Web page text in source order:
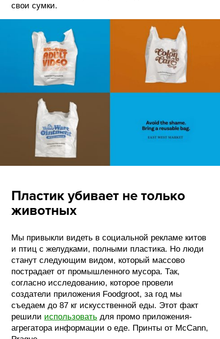
свои сумки.
Пластик убивает не только
животных
Мы привыкли видеть в социальной рекламе китов
и птиц с желудками, полными пластика. Но люди
станут следующим видом, который массово
пострадает от промышленного мусора. Так,
согласно исследованию, которое провели
создатели приложения Foodgroot, за год мы
съедаем до 87 кг искусственной еды. Этот факт
решили использовать для промо приложения-
агрегатора информации о еде. Принты от McCann,